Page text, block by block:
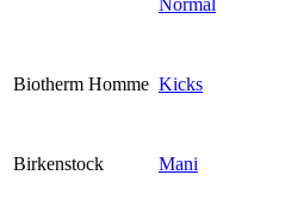
Biotherm Homme Kicks
Birkenstock Mani